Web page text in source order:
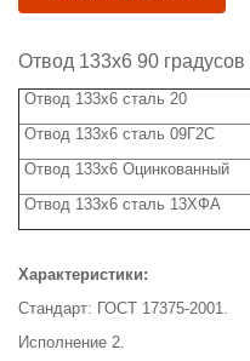
Отвод 133х6 90
Отвод 133х6 сталь 20
Отвод 133х6 сталь 09Г2С
Отвод 133х6 Оцинкованный
Отвод 133х6 сталь 13ХФА
Характеристики:
Стандарт: ГОСТ 17375-2001.
Исполнение 2.